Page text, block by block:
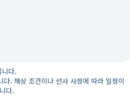
다.
다. 해상 조건이나 선사 사정에 따라 일정이
다.